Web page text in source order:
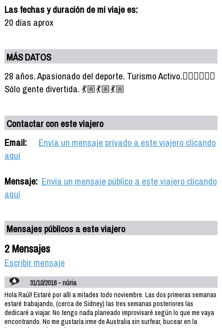
Las fechas y duración de mi viaje es:
20 días aprox
MÁS DATOS
28 años. Apasionado del deporte. Turismo Activo.🏄🏾🏄🏽🏄🏽
Sólo gente divertida. 💃🏼💃🏼💃🏼
Contactar con este viajero
Email:
Envía un mensaje privado a este viajero clicando
aquí
Mensaje: Envía un mensaje público a este viajero clicando
aquí
Mensajes públicos a este viajero
2 Mensajes
Escribir mensaje
31/10/2016 - núria
Hola Raúl! Estaré por allí a mitades todo noviembre. Las dos primeras semanas
estaré trabajando, (cerca de Sidney) las tres semanas posteriores las
dedicaré a viajar. No tengo nada planeado improvisaré según lo que me vaya
encontrando. No me gustaría irme de Australia sin surfear, bucear en la